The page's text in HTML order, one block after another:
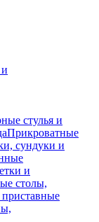
стулья и
Прикроватные
сундуки и
и
столы,